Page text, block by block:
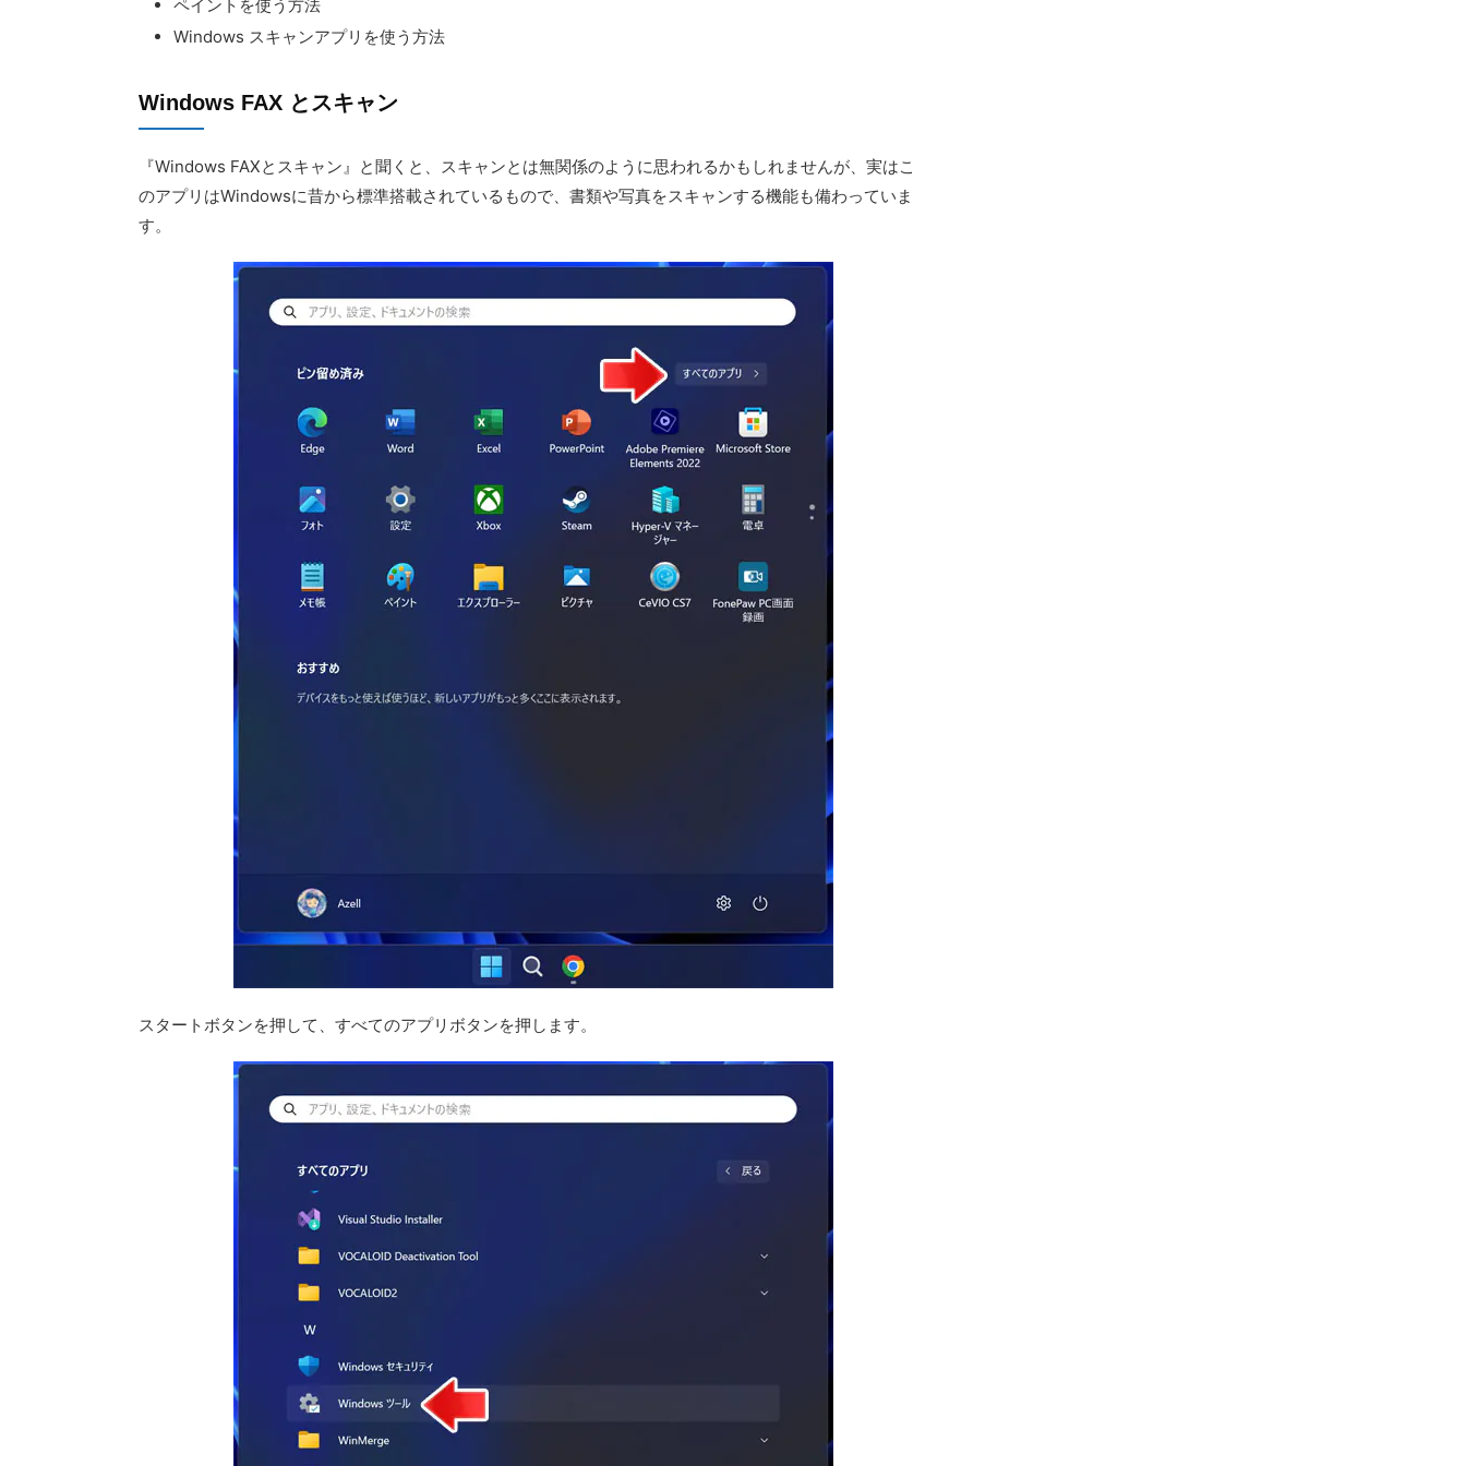
ペイントを使う方法
Windows スキャンアプリを使う方法
Windows FAX とスキャン
『Windows FAXとスキャン』と聞くと、スキャンとは無関係のように思われるかもしれませんが、実はこ
のアプリはWindowsに昔から標準搭載されているもので、書類や写真をスキャンする機能も備わっていま
す。
スタートボタンを押して、すべてのアプリボタンを押します。